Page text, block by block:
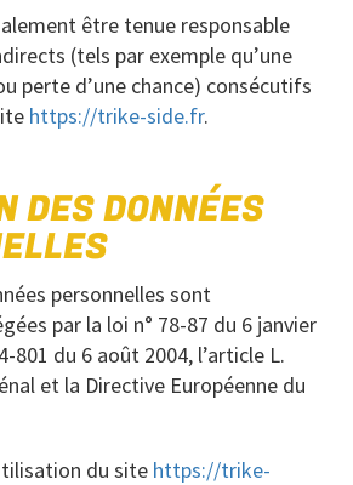
être tenue responsable
(tels par exemple qu’une
perte d’une chance) consécutifs
https://trike-side.fr.
DES DONNÉES
personnelles sont
par la loi n° 78-87 du 6 janvier
801 du 6 août 2004, l’article L.
et la Directive Européenne du
du site https://trike-